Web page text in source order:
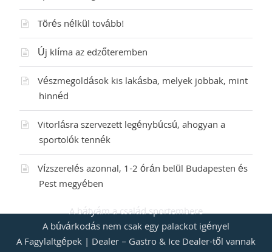
Törés nélkül tovább!
Új klíma az edzőteremben
Vészmegoldások kis lakásba, melyek jobbak, mint
hinnéd
Vitorlásra szervezett legénybúcsú, ahogyan a
sportolók tennék
Vízszerelés azonnal, 1-2 órán belül Budapesten és
Pest megyében
A bátyám a család sportembere
A búvárkodás nem csak egy palackot igényel
A Fagylaltgépek | Dealer – Gastro & Ice Dealer-től vannak